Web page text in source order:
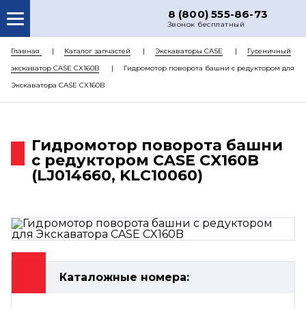
8 (800) 555-86-73
Звонок бесплатный
О НАС
КАТАЛОГ ЗАПЧАСТЕЙ
РЕМОНТ
ЦЕНЫ
КОНТАКТЫ
Главная Каталог запчастей Экскаваторы CASE
Гусеничный
экскаватор CASE CX160B
Гидромотор поворота башни с редуктором для
Экскаватора CASE CX160B
Гидромотор поворота башни
с редуктором CASE CX160B
(LJ014660, KLC10060)
Каталожные номера: